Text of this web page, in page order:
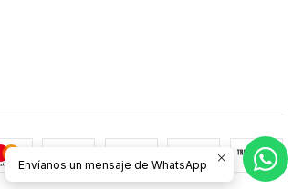
Envíanos un mensaje de WhatsApp